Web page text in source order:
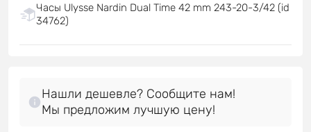
Часы Ulysse Nardin Dual Time 42 mm 243-20-3/42 (id
34762)
Нашли дешевле? Сообщите нам!
Мы предложим лучшую цену!